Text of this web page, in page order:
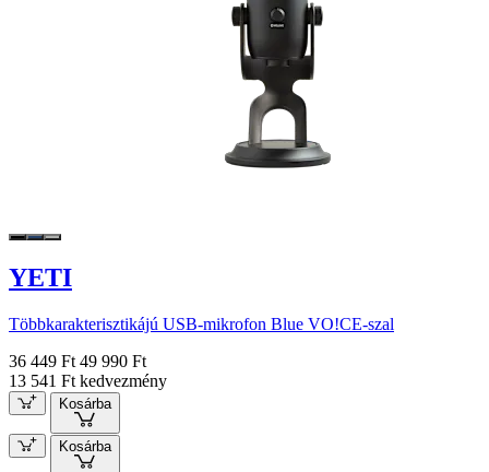
YETI
Többkarakterisztikájú USB-mikrofon Blue VO!CE-szal
36 449 Ft 49 990 Ft
13 541 Ft kedvezmény
Kosárba
Kosárba